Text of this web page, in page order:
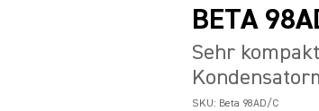
BETA
Sehr
SKU: Beta 98AD/C